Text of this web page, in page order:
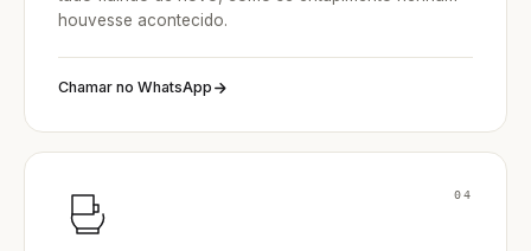
houvesse acontecido.
Chamar no WhatsApp
04